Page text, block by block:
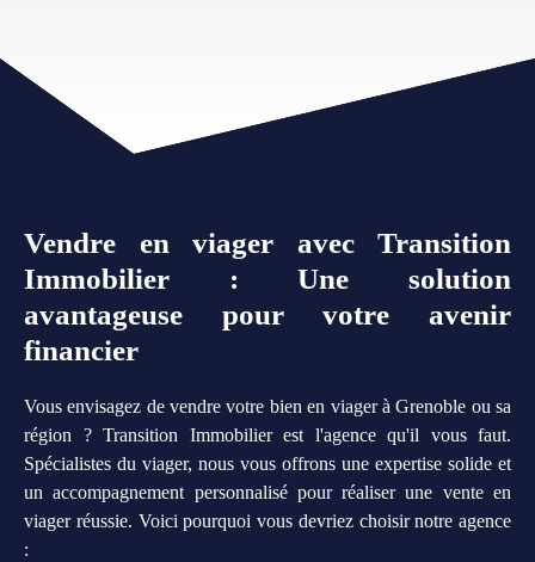
Vendre en viager avec Transition
Immobilier : Une solution
avantageuse pour votre avenir
financier
Vous envisagez de vendre votre bien en viager à Grenoble ou sa
région ? Transition Immobilier est l'agence qu'il vous faut.
Spécialistes du viager, nous vous offrons une expertise solide et
un accompagnement personnalisé pour réaliser une vente en
viager réussie. Voici pourquoi vous devriez choisir notre agence
: